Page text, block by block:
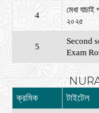
4
মেধা যাচাই
২০২৫
5
Second
Exam
ক্রমিক টাইটেল